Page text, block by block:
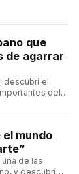
que
de agarrar
descubrí el
del
el mundo
de las
y descubrí